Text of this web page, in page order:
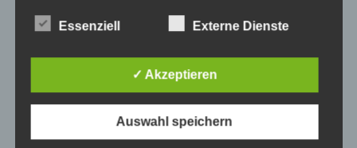
Wasserrettung mit dem Kleinboot gehören:
Suche nach vermissten Personen: Die Feuerwehr kann mit
dem Kleinboot gezielt nach vermissten Personen suchen.
Hierbei werden spezielle Suchmuster und -techniken
Die Datenschutzerklärung beruht auf den
Begrifflichkeiten, die durch den Europäischen
Richtlinien- und Verordnungsgeber beim Erlass
der Datenschutz-Grundverordnung (DS-GVO)
verwendet wurden. Unsere Datenschutzerklärung
soll sowohl für die Öffentlichkeit als auch für
Essenziell Externe Dienste
✓ Akzeptieren
Auswahl speichern